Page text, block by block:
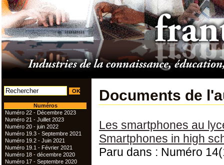
Numéros
Numéro 22 - Décembre 2023
Numéro 21 - Juillet 2023
Numéro 20 - juin 2022
Numéro 19.3 - Septembre 2021
Numéro 19.2 - Juin 2021
Numéro 19.1 - Février 2021
Numéro 18 - décembre 2020
Numéro 17 - Septembre 2020
Documents de
Les smartphones au
Smartphones in high
Paru dans : Numéro